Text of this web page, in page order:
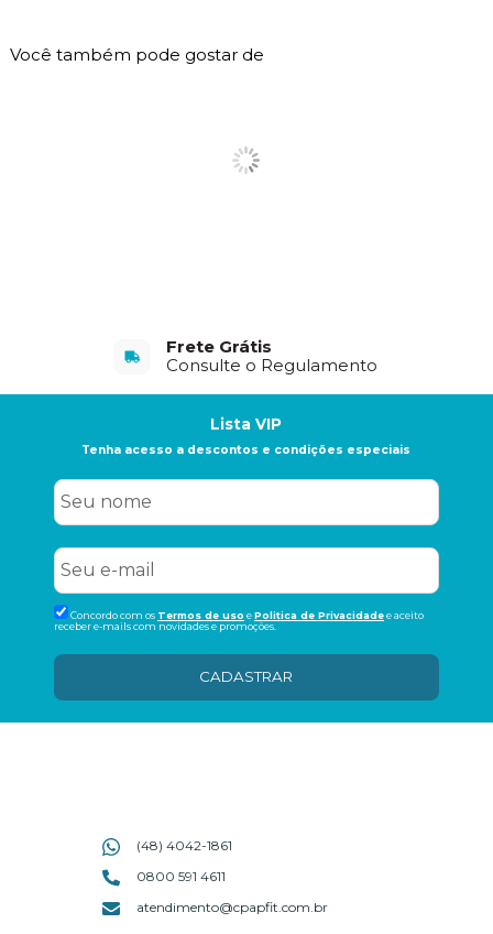
Você também pode gostar de
Frete Grátis
Consulte o Regulamento
Lista VIP
Tenha acesso a descontos e condições especiais
Concordo com os Termos de uso ePolitica de Privacidadee aceito
receber e-mails com novidades e promoções.
CADASTRAR
(48) 4042-1861
0800 591 4611
atendimento@cpapfit.com.br